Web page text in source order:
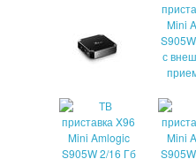
ПУЗЫРЬКОВЫЕ МАСКИ
СКРАБЫ
МИЦЕЛЛЯРНАЯ ВОДА